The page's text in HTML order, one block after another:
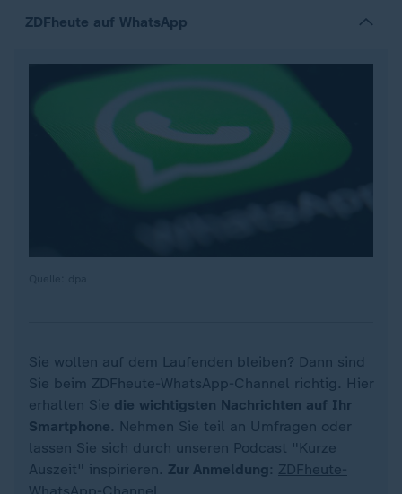
ZDFheute auf WhatsApp
Sie wollen auf dem Laufenden bleiben? Dann sind
Sie beim ZDFheute-WhatsApp-Channel richtig. Hier
erhalten Sie die wichtigsten Nachrichten auf Ihr
Smartphone. Nehmen Sie teil an Umfragen oder
lassen Sie sich durch unseren Podcast "Kurze
Auszeit" inspirieren. Zur Anmeldung : ZDFheute-